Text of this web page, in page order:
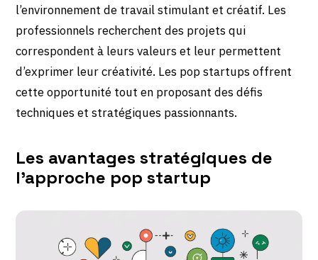
l’environnement de travail stimulant et créatif. Les
professionnels recherchent des projets qui
correspondent à leurs valeurs et leur permettent
d’exprimer leur créativité. Les pop startups offrent
cette opportunité tout en proposant des défis
techniques et stratégiques passionnants.
Les avantages stratégiques de
l’approche pop startup